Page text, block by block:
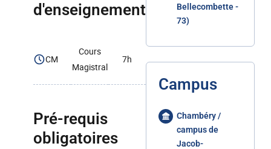
d'enseignement
CM
Cours
Magistral
7h
Pré-requis
obligatoires
Bellecombette -
73)
Campus
Chambéry /
campus de
Jacob-